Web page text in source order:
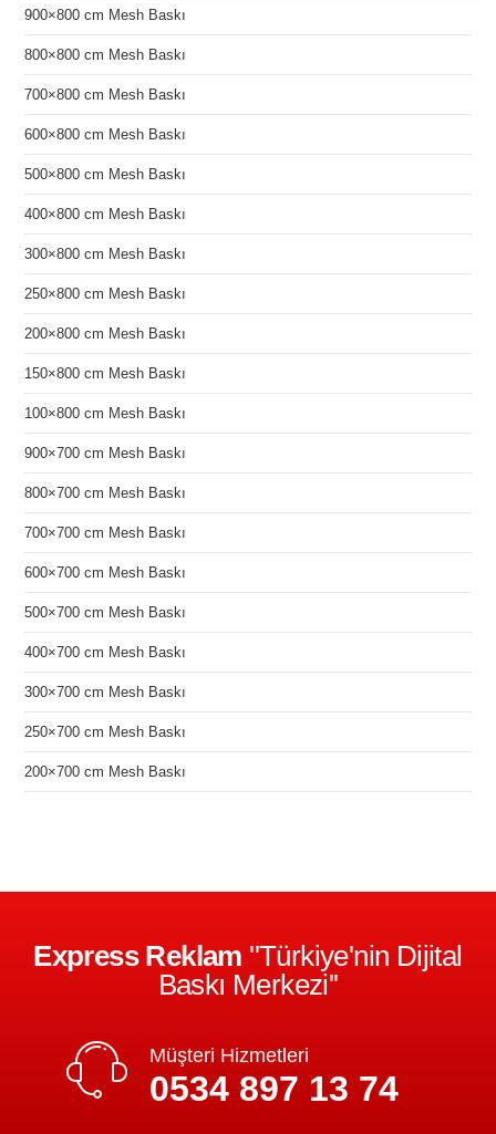
900×800 cm Mesh Baskı
800×800 cm Mesh Baskı
700×800 cm Mesh Baskı
600×800 cm Mesh Baskı
500×800 cm Mesh Baskı
400×800 cm Mesh Baskı
300×800 cm Mesh Baskı
250×800 cm Mesh Baskı
200×800 cm Mesh Baskı
150×800 cm Mesh Baskı
100×800 cm Mesh Baskı
900×700 cm Mesh Baskı
800×700 cm Mesh Baskı
700×700 cm Mesh Baskı
600×700 cm Mesh Baskı
500×700 cm Mesh Baskı
400×700 cm Mesh Baskı
300×700 cm Mesh Baskı
250×700 cm Mesh Baskı
200×700 cm Mesh Baskı
Express Reklam ''Türkiye'nin Dijital
Baskı Merkezi''
Müşteri Hizmetleri
0534 897 13 74